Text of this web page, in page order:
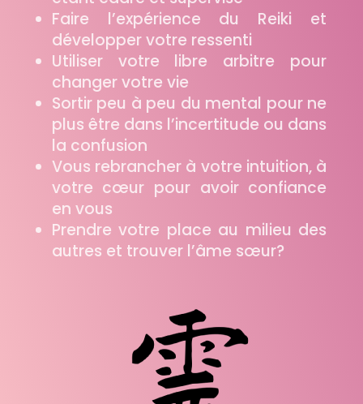
Faire l’expérience du Reiki et
développer votre ressenti
Utiliser votre libre arbitre pour
changer votre vie
Sortir peu à peu du mental pour ne
plus être dans l’incertitude ou dans
la confusion
Vous rebrancher à votre intuition, à
votre cœur pour avoir confiance
en vous
Prendre votre place au milieu des
autres et trouver l’âme sœur?